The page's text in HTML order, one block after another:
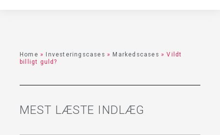
Home » Investeringscases » Markedscases »Vildt
billigt guld?
MEST LÆSTE INDLÆG